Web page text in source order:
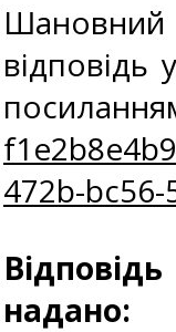
Шановний
472b-
Відповідь
надано: